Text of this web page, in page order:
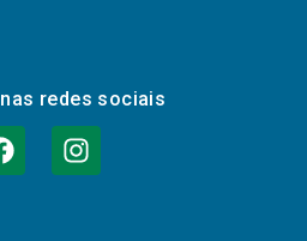
redes sociais